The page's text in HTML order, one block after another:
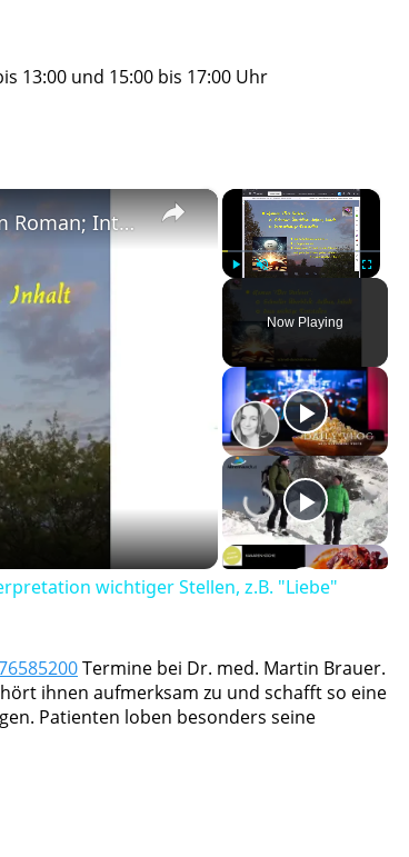
13:00 und 15:00 bis 17:00 Uhr
×
Play Fullscreen
Now Playing
×
"Der Vorleser" - Inhalt, Aufbau, Zitate zum Roman; Interpretation wichtiger Stellen, z.B. "Liebe"
wichtiger Stellen, z.B. "Liebe"
Termine bei Dr. med. Martin Brauer.
ihnen aufmerksam zu und schafft so eine
Patienten loben besonders seine